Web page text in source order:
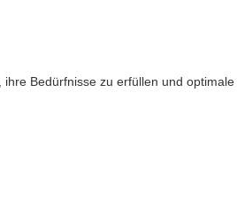
Bedürfnisse zu erfüllen und optimale